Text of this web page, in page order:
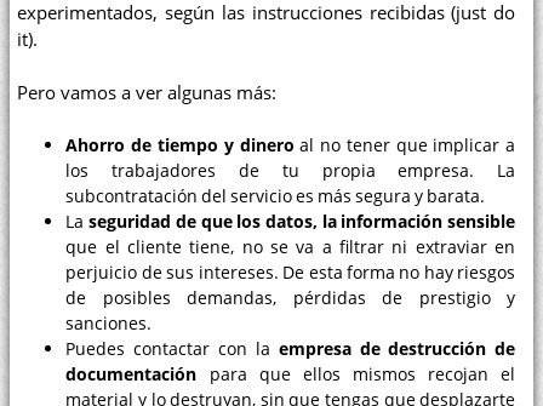
experimentados, según las instrucciones recibidas (just do
it).
Pero vamos a ver algunas más:
Ahorro de tiempo y dinero al no tener que implicar a
los trabajadores de tu propia empresa. La
subcontratación del servicio es más segura y barata.
Laseguridad de que los datos, la información sensible
que el cliente tiene, no se va a filtrar ni extraviar en
perjuicio de sus intereses. De esta forma no hay riesgos
de posibles demandas, pérdidas de prestigio y
sanciones.
Puedes contactar con la empresa de destrucción de
documentación para que ellos mismos recojan el
material y lo destruyan, sin que tengas que desplazarte